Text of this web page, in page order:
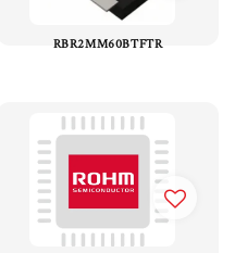
RBR2MM60BTFTR